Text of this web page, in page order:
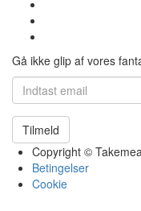
Gå ikke glip af vores
Tilmeld
Copyright ©
Betingelser
Cookie